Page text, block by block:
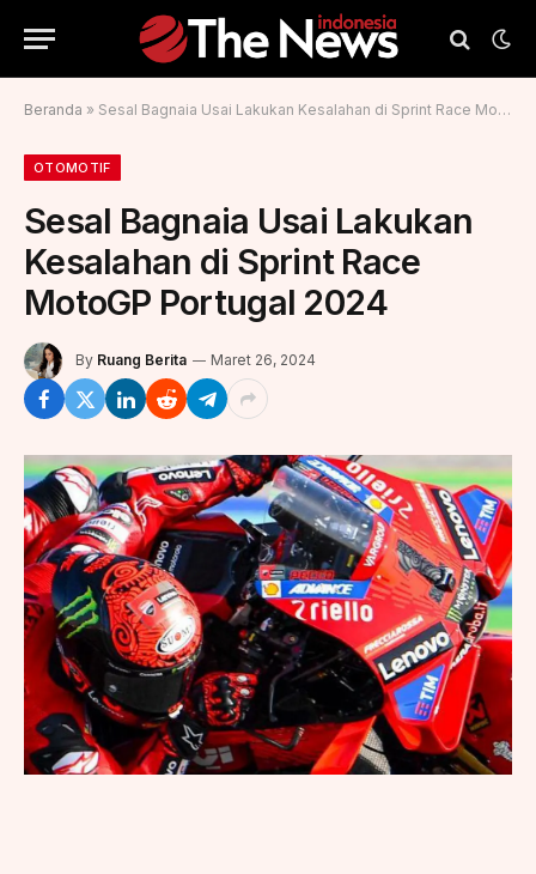
Beranda » Sesal Bagnaia Usai Lakukan Kesalahan di Sprint Race MotoGP Portugal 2024
OTOMOTIF
Sesal Bagnaia Usai Lakukan
Kesalahan di Sprint Race
MotoGP Portugal 2024
By Ruang Berita Maret 26, 2024